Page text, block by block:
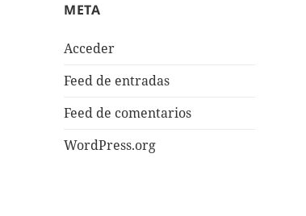
META
Acceder
Feed de entradas
Feed de comentarios
WordPress.org